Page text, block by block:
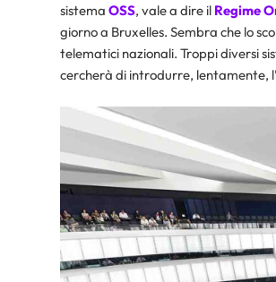
sistema OSS, vale a dire il Regime
giorno a Bruxelles. Sembra che lo
telematici nazionali. Troppi diversi
cercherà di introdurre, lentamente,